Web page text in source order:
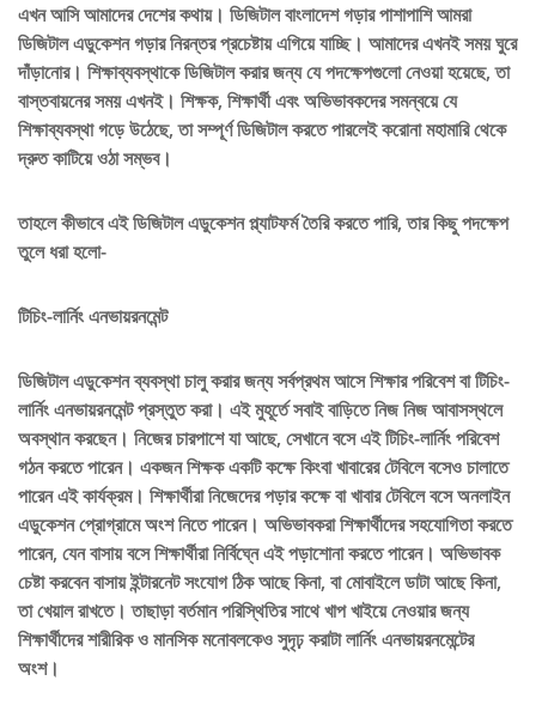
এখন আসি আমাদের দেশের কথায়। ডিজিটাল বাংলাদেশ গড়ার পাশাপাশি আমরা
ডিজিটাল এডুকেশন গড়ার নিরন্তর প্রচেষ্টায় এগিয়ে যাচ্ছি। আমাদের এখনই সময় ঘুরে
দাঁড়ানোর। শিক্ষাব্যবস্থাকে ডিজিটাল করার জন্য যে পদক্ষেপগুলো নেওয়া হয়েছে, তা
বাস্তবায়নের সময় এখনই। শিক্ষক, শিক্ষার্থী এবং অভিভাবকদের সমন্বয়ে যে
শিক্ষাব্যবস্থা গড়ে উঠেছে, তা সম্পূর্ণ ডিজিটাল করতে পারলেই করোনা মহামারি থেকে
দ্রুত কাটিয়ে ওঠা সম্ভব।
তাহলে কীভাবে এই ডিজিটাল এডুকেশন প্ল্যাটফর্ম তৈরি করতে পারি, তার কিছু পদক্ষেপ
তুলে ধরা হলো-
টিচিং-লার্নিং এনভায়রনমেন্ট
ডিজিটাল এডুকেশন ব্যবস্থা চালু করার জন্য সর্বপ্রথম আসে শিক্ষার পরিবেশ বা টিচিং-
লার্নিং এনভায়রনমেন্ট প্রস্তুত করা। এই মুহূর্তে সবাই বাড়িতে নিজ নিজ আবাসস্থলে
অবস্থান করছেন। নিজের চারপাশে যা আছে, সেখানে বসে এই টিচিং-লার্নিং পরিবেশ
গঠন করতে পারেন। একজন শিক্ষক একটি কক্ষে কিংবা খাবারের টেবিলে বসেও চালাতে
পারেন এই কার্যক্রম। শিক্ষার্থীরা নিজেদের পড়ার কক্ষে বা খাবার টেবিলে বসে অনলাইন
এডুকেশন প্রোগ্রামে অংশ নিতে পারেন। অভিভাবকরা শিক্ষার্থীদের সহযোগিতা করতে
পারেন, যেন বাসায় বসে শিক্ষার্থীরা নির্বিঘ্নে এই পড়াশোনা করতে পারেন। অভিভাবক
চেষ্টা করবেন বাসায় ইন্টারনেট সংযোগ ঠিক আছে কিনা, বা মোবাইলে ডাটা আছে কিনা,
তা খেয়াল রাখতে। তাছাড়া বর্তমান পরিস্থিতির সাথে খাপ খাইয়ে নেওয়ার জন্য
শিক্ষার্থীদের শারীরিক ও মানসিক মনোবলকেও সুদৃঢ় করাটা লার্নিং এনভায়রনমেন্টের
অংশ।